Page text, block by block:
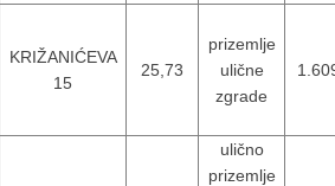
KRIŽANIĆEVA
15
25,73
prizemlje
ulične
zgrade
ulično
prizemlje